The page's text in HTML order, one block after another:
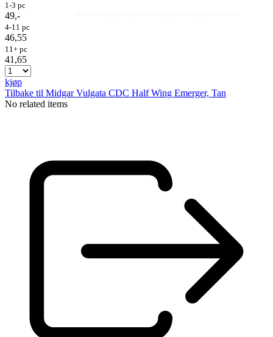
Fluer
1-3 pc
49,-
4-11 pc
46,55
11+ pc
41,65
kjøp
Tilbake til Midgar Vulgata CDC Half Wing Emerger, Tan
No related items